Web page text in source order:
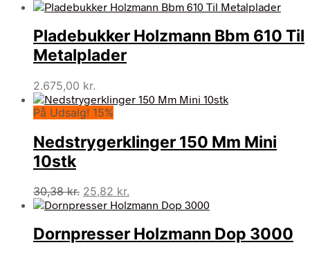
Pladebukker Holzmann Bbm 610 Til
Metalplader
2.675,00 kr.
På Udsalg! 15%
Nedstrygerklinger 150 Mm Mini
10stk
30,38kr. Den
oprindelige
var:
30,38 kr..
25,82 kr.
aktuelle
er:
25,82 kr..
Dornpresser Holzmann Dop 3000